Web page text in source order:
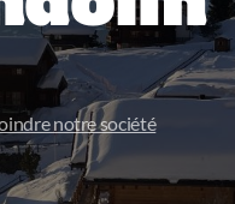
notre société